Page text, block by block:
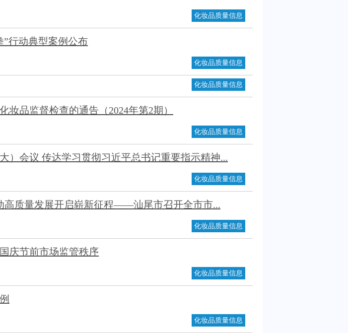
化妆品质量信息
行动典型案例公布
化妆品质量信息
化妆品质量信息
妆品监督检查的通告（2024年第2期）
化妆品质量信息
）会议 传达学习贯彻习近平总书记重要指示精神...
化妆品质量信息
高质量发展开启崭新征程——汕尾市召开全市市...
化妆品质量信息
庆节前市场监管秩序
化妆品质量信息
化妆品质量信息